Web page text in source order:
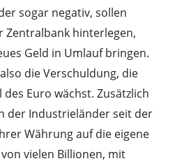
sogar negativ, sollen
Zentralbank hinterlegen,
Geld in Umlauf bringen.
die Verschuldung, die
Euro wächst. Zusätzlich
der Industrieländer seit der
Währung auf die eigene
vielen Billionen, mit